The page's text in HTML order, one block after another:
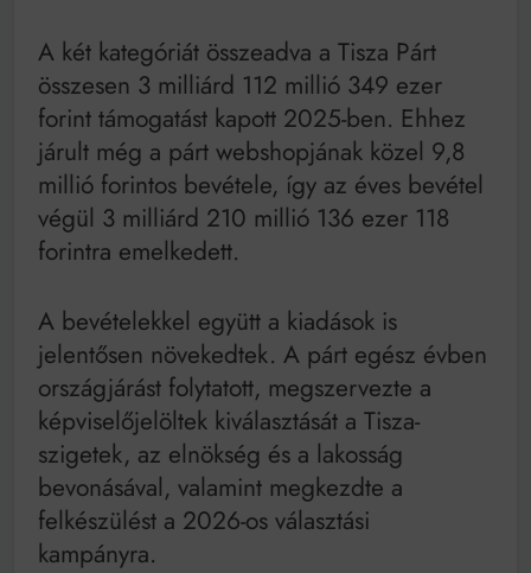
A két kategóriát összeadva a Tisza Párt
összesen 3 milliárd 112 millió 349 ezer
forint támogatást kapott 2025-ben. Ehhez
járult még a párt webshopjának közel 9,8
millió forintos bevétele, így az éves bevétel
végül 3 milliárd 210 millió 136 ezer 118
forintra emelkedett.
A bevételekkel együtt a kiadások is
jelentősen növekedtek. A párt egész évben
országjárást folytatott, megszervezte a
képviselőjelöltek kiválasztását a Tisza-
szigetek, az elnökség és a lakosság
bevonásával, valamint megkezdte a
felkészülést a 2026-os választási
kampányra.